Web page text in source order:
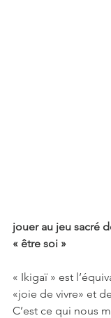
jouer au jeu sacré
« être soi »
« Ikigaï » est
«joie de vivre» et
C’est ce qui nous